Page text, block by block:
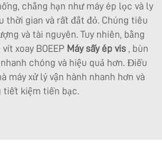
chẳng hạn như máy ép lọc và ly
thời gian và rất đắt đỏ. Chúng tiêu
và tài nguyên. Tuy nhiên, bằng
xoay BOEEP Máy sấy ép vis , bùn
chóng và hiệu quả hơn. Điều
máy xử lý vận hành nhanh hơn và
tiết kiệm tiền bạc.